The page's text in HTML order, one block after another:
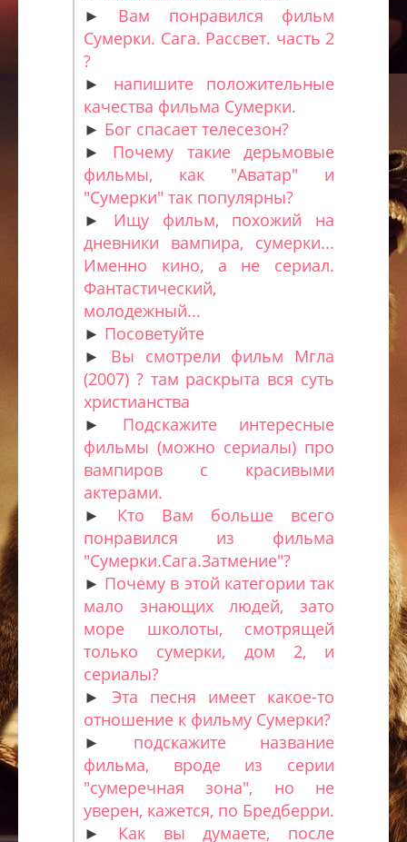
► Вам понравился фильм
Сумерки. Сага. Рассвет. часть 2
?
► напишите положительные
качества фильма Сумерки.
► Бог спасает телесезон?
► Почему такие дерьмовые
фильмы, как "Аватар" и
"Сумерки" так популярны?
► Ищу фильм, похожий на
дневники вампира, сумерки...
Именно кино, а не сериал.
Фантастический,
молодежный...
► Посоветуйте
► Вы смотрели фильм Мгла
(2007) ? там раскрыта вся суть
христианства
► Подскажите интересные
фильмы (можно сериалы) про
вампиров с красивыми
актерами.
► Кто Вам больше всего
понравился из фильма
"Сумерки.Сага.Затмение"?
► Почему в этой категории так
мало знающих людей, зато
море школоты, смотрящей
только сумерки, дом 2, и
сериалы?
► Эта песня имеет какое-то
отношение к фильму Сумерки?
► подскажите название
фильма, вроде из серии
"сумеречная зона", но не
уверен, кажется, по Бредберри.
► Как вы думаете, после